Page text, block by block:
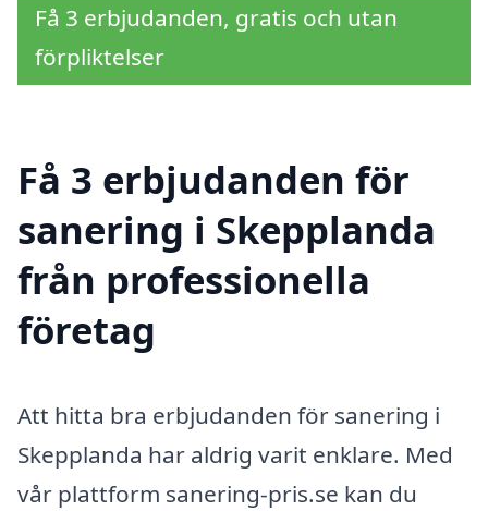
Få 3 erbjudanden, gratis och utan
förpliktelser
Få 3 erbjudanden för
sanering i Skepplanda
från professionella
företag
Att hitta bra erbjudanden för sanering i
Skepplanda har aldrig varit enklare. Med
vår plattform sanering-pris.se kan du